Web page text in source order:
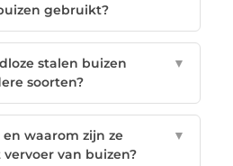
gebruikt?
stalen buizen
soorten?
▼
waarom zijn ze
van buizen?
▼